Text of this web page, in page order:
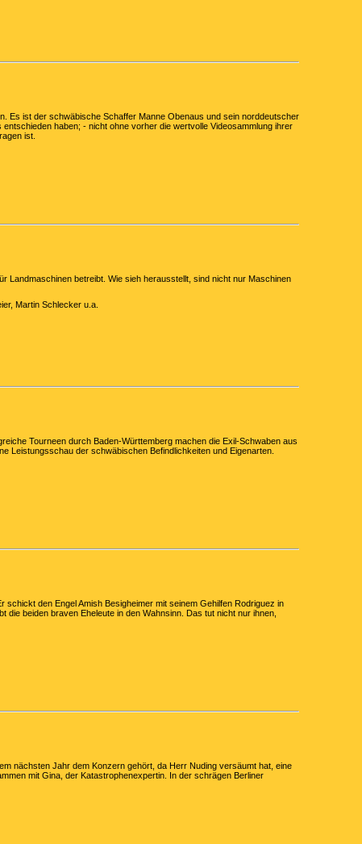
Es ist der schwäbische Schaffer Manne Obenaus und sein norddeutscher
haben; - nicht ohne vorher die wertvolle Videosammlung ihrer
ist.
Landmaschinen betreibt. Wie sieh herausstellt, sind nicht nur Maschinen
Martin Schlecker u.a.
Tourneen durch Baden-Württemberg machen die Exil-Schwaben aus
Leistungsschau der schwäbischen Befindlichkeiten und Eigenarten.
den Engel Amish Besigheimer mit seinem Gehilfen Rodriguez in
beiden braven Eheleute in den Wahnsinn. Das tut nicht nur ihnen,
nächsten Jahr dem Konzern gehört, da Herr Nuding versäumt hat, eine
mit Gina, der Katastrophenexpertin. In der schrägen Berliner